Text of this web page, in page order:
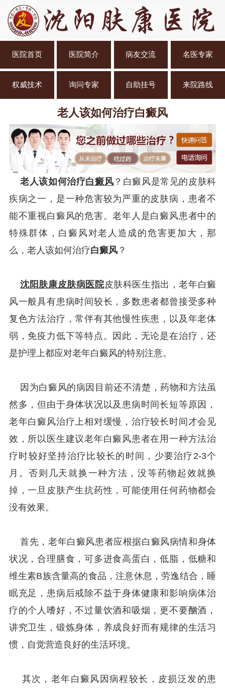
医院首页 医院简介 病友交流 名医专家
权威技术 询问专家 自助挂号 来院路线
老人该如何治疗白癜风
老人该如何治疗白癜风 ？白癜风是常见的皮肤科
疾病之一，是一种危害较为严重的皮肤病，患者不
能不重视白癜风的危害。老年人是白癜风患者中的
特殊群体，白癜风对老人造成的危害更加大，那
么，老人该如何治疗白癜风？
沈阳肤康皮肤病医院皮肤科医生指出，老年白癜
风一般具有患病时间较长，多数患者都曾接受多种
复色方法治疗，常伴有其他慢性疾患，以及年老体
弱，免疫力低下等特点。因此，无论是在治疗，还
是护理上都应对老年白癜风的特别注意。
因为白癜风的病因目前还不清楚，药物和方法虽
然多，但由于身体状况以及患病时间长短等原因，
老年白癜风治疗上相对缓慢，治疗较长时间才会见
效，所以医生建议老年白癜风患者在用一种方法治
疗时较好坚持治疗比较长的时间，少要治疗2-3个
月。否则几天就换一种方法，没等药物起效就换
掉，一旦皮肤产生抗药性，可能使用任何药物都会
没有效果。
首先，老年白癜风患者应根据白癜风病情和身体
状况，合理膳食，可多进食高蛋白，低脂，低糖和
维生素B族含量高的食品，注意休息，劳逸结合，睡
眠充足，患病后戒除不益于身体健康和影响病体治
疗的个人嗜好，不过量饮酒和吸烟，更不要酗酒，
讲究卫生，锻炼身体，养成良好而有规律的生活习
惯，自觉营造良好的生活环境。
其次，老年白癜风因病程较长，皮损泛发的患